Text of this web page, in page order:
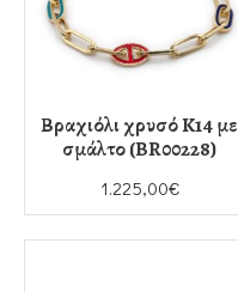
Βραχιόλι χρυσό K14 με
σμάλτο (BR00228)
1.225,00€